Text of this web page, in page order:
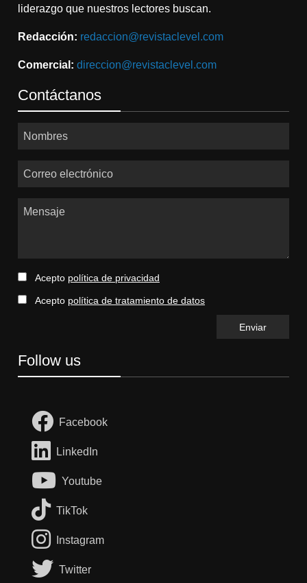
liderazgo que nuestros lectores buscan.
Redacción: redaccion@revistaclevel.com
Comercial: direccion@revistaclevel.com
Contáctanos
Nombres
Correo electrónico
Mensaje
Acepto política de privacidad
Acepto política de tratamiento de datos
Follow us
Facebook
LinkedIn
Youtube
TikTok
Instagram
Twitter